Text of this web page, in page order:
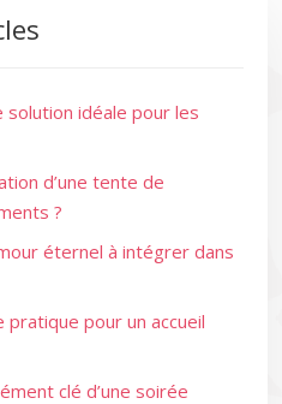
solution idéale pour les
d’une tente de
?
éternel à intégrer dans
pratique pour un accueil
clé d’une soirée